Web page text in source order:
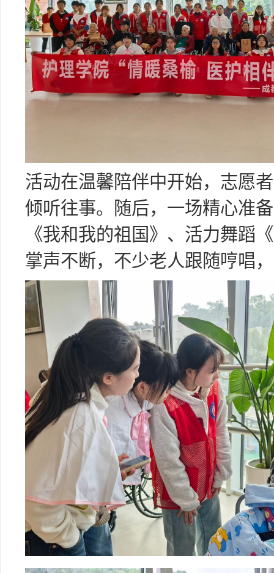
活动在温馨陪伴中开始，志愿
倾听往事。随后，一场精心准
《我和我的祖国》、活力舞蹈
掌声不断，不少老人跟随哼唱